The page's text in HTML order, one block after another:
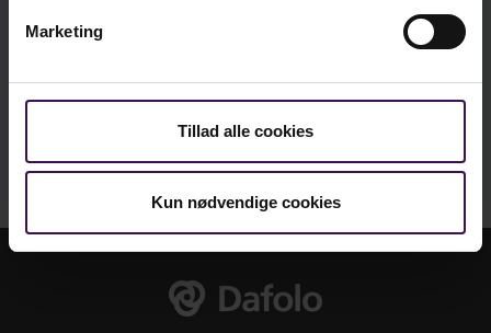
Marketing
Tillad alle cookies
Kun nødvendige cookies
'Det ved vi om – dagtilbud' er en bogserie, som
består af en række praksisnære og
aktuelle udfordringer i den pædagogiske praksis i
dagtilbud. Serien præsenterer aktuelle temaer
med det formål at gøre forskningsbaseret viden
arbejde lettere tilgængelig for pædagoger og
institutionernes ledelser. Seriens mål er at øge
anvendes i den pædagogiske hverdag.